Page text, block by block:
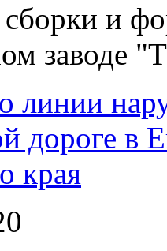
и
заводе
линии
дороге в
края